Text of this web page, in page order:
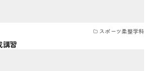
スポーツ柔整学科
習